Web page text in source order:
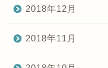
2018年12月
2018年11月